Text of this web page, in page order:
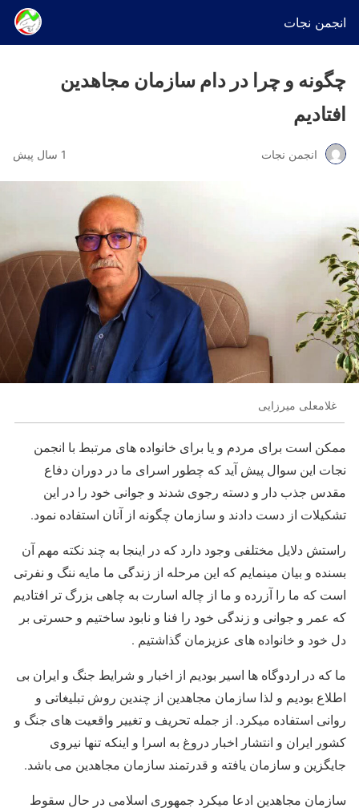
انجمن نجات
چگونه و چرا در دام سازمان مجاهدین
افتادیم
انجمن نجات 1 سال پیش
غلامعلی میرزایی
ممکن است برای مردم و یا برای خانواده های مرتبط با انجمن
نجات این سوال پیش آید که چطور اسرای ما در دوران دفاع
مقدس جذب دار و دسته رجوی شدند و جوانی خود را در این
تشکیلات از دست دادند و سازمان چگونه از آنان استفاده نمود.
راستش دلایل مختلفی وجود دارد که در اینجا به چند نکته مهم آن
بسنده و بیان مینمایم که این مرحله از زندگی ما مایه ننگ و نفرتی
است که ما را آزرده و ما از چاله اسارت به چاهی بزرگ تر افتادیم
که عمر و جوانی و زندگی خود را فنا و نابود ساختیم و حسرتی بر
دل خود و خانواده های عزیزمان گذاشتیم .
ما که در اردوگاه ها اسیر بودیم از اخبار و شرایط جنگ و ایران بی
اطلاع بودیم و لذا سازمان مجاهدین از چندین روش تبلیغاتی و
روانی استفاده میکرد. از جمله تحریف و تغییر واقعیت های جنگ و
کشور ایران و انتشار اخبار دروغ به اسرا و اینکه تنها نیروی
جایگزین و سازمان یافته و قدرتمند سازمان مجاهدین می باشد.
سازمان مجاهدین ادعا میکرد جمهوری اسلامی در حال سقوط